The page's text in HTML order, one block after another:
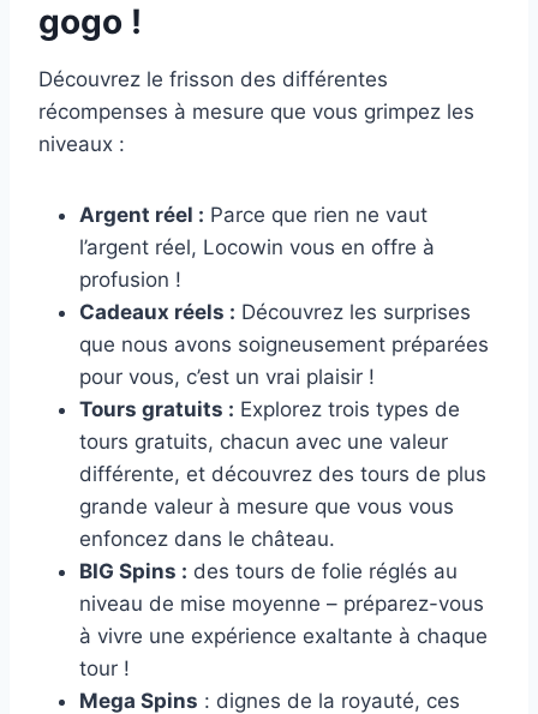
gogo !
Découvrez le frisson des différentes
récompenses à mesure que vous grimpez les
niveaux :
Argent réel : Parce que rien ne vaut
l’argent réel, Locowin vous en offre à
profusion !
Cadeaux réels : Découvrez les surprises
que nous avons soigneusement préparées
pour vous, c’est un vrai plaisir !
Tours gratuits : Explorez trois types de
tours gratuits, chacun avec une valeur
différente, et découvrez des tours de plus
grande valeur à mesure que vous vous
enfoncez dans le château.
BIG Spins : des tours de folie réglés au
niveau de mise moyenne – préparez-vous
à vivre une expérience exaltante à chaque
tour !
Mega Spins : dignes de la royauté, ces